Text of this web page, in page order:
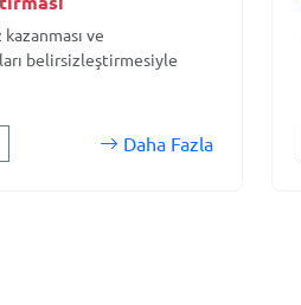
ve
belirsizleştirmesiyle
Daha Fazla